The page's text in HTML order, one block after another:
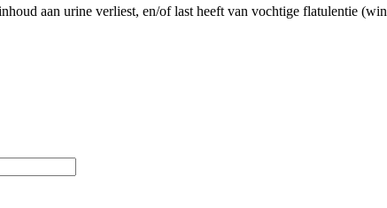
aan urine verliest, en/of last heeft van vochtige flatulentie